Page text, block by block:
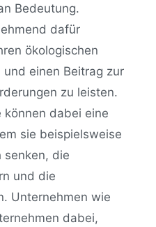
Bedeutung.
dafür
ökologischen
einen Beitrag zur
zu leisten.
können dabei eine
sie beispielsweise
senken, die
und die
Unternehmen wie
dabei,